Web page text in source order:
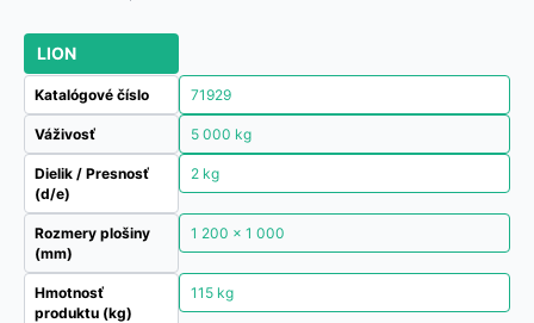
LION
Katalógové číslo 71929
Váživosť 5 000 kg
Dielik / Presnosť
(d/e)
2 kg
Rozmery plošiny
(mm)
1 200 x 1 000
Hmotnosť
produktu (kg)
115 kg